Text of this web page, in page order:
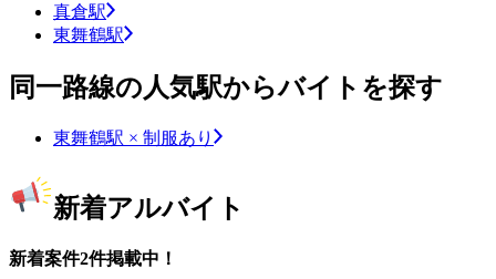
真倉駅
東舞鶴駅
同一路線の人気駅からバイトを探す
東舞鶴駅 × 制服あり
新着アルバイト
新着案件2件掲載中！